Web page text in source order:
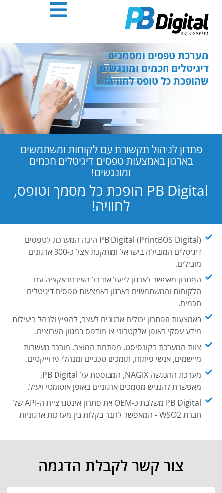
אנטר
מערכת טפסים ומסמכים
דיגיטלים חכמים ומונגשים
שהופכת כל טופס לחוויה!
פתרון לניהול תקשורת עם לקוחות ומשתמשים
בארגון באמצעות טפסים דיגיטלים חכמים
ומונגשים!
PB Digital הופכת כל מסמך וטופס,
לחוויה!
PB Digital (PrintBOS Digital) הינה המערכת לטפסים
דיגיטלים המובילה בישראל ומותקנת אצל כ-300 ארגונים
מובילים.
הפתרון מאפשר לארגון לייעל את כל האינטראקציה עם
הלקוחות והמשתמשים בארגון באמצעות טפסים דיגיטלים
חכמים.
באמצעות הפתרון יכולים ארגונים לעצב, להפיץ ולנהל ביעילות
מידע עסקי באופן אלקטרוני או מודפס במגוון הערוצים.
צוות המערכת בקונסיסט, מפתחת המוצר, מורכב מעשרות
מיישמים, אנשי פיתוח, תומכים טכניים ומנהלי פרוייקטים.
מערכת ההנגשה NAGIX, המבוססת על PB Digital,
מאפשרת להנגיש מסמכים ארגוניים באופן אוטומטי ויעיל.
PB Digital משלבת כ-OEM את פתרון אינטגרציית ה-API של
חברת WSO2 - המאפשר לחבר בקלות בין מערכות ארגוניות
צור קשר לקבלת הדגמה